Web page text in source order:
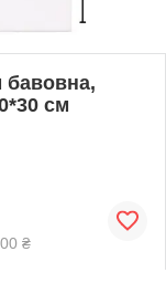
бавовна,
см
₴